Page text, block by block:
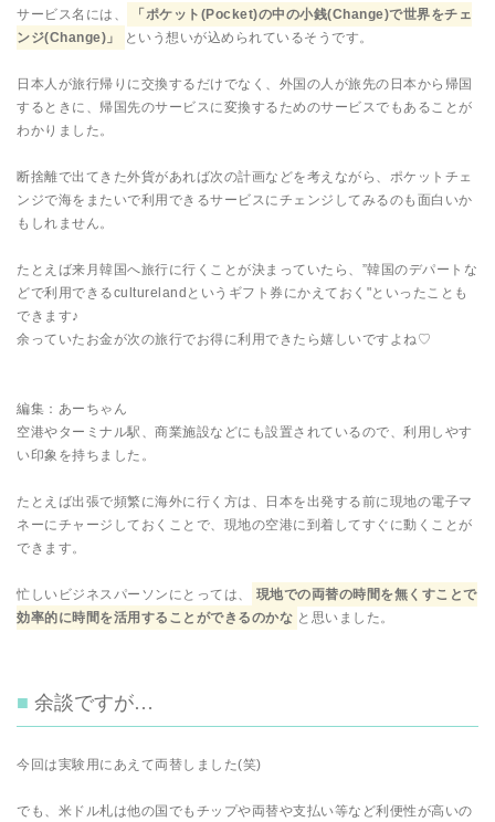
サービス名には、
「ポケット(Pocket)の中の小銭(Change)で世界をチェ
ンジ(Change)」
という想いが込められているそうです。
日本人が旅行帰りに交換するだけでなく、外国の人が旅先の日本から帰国
するときに、帰国先のサービスに変換するためのサービスでもあることが
わかりました。
断捨離で出てきた外貨があれば次の計画などを考えながら、ポケットチェ
ンジで海をまたいで利用できるサービスにチェンジしてみるのも面白いか
もしれません。
たとえば来月韓国へ旅行に行くことが決まっていたら、”韓国のデパートな
どで利用できるculturelandというギフト券にかえておく"といったことも
できます♪
余っていたお金が次の旅行でお得に利用できたら嬉しいですよね♡
編集：あーちゃん
空港やターミナル駅、商業施設などにも設置されているので、利用しやす
い印象を持ちました。
たとえば出張で頻繁に海外に行く方は、日本を出発する前に現地の電子マ
ネーにチャージしておくことで、現地の空港に到着してすぐに動くことが
できます。
忙しいビジネスパーソンにとっては、
現地での両替の時間を無くすことで
効率的に時間を活用することができるのかな と思いました。
余談ですが…
今回は実験用にあえて両替しました(笑)
でも、米ドル札は他の国でもチップや両替や支払い等など利便性が高いの